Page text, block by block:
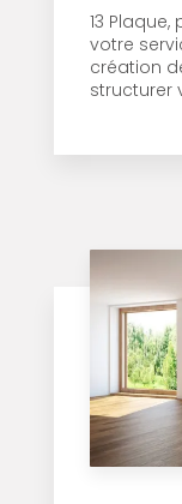
13
votre
création
structurer